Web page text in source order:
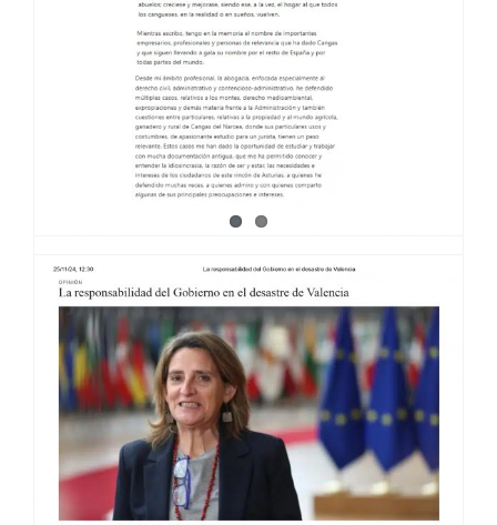
UNA VISIÓN MODERNA DE LA
CONSERVACIÓN · LA NUEVA
ESPAÑA 26/01/25